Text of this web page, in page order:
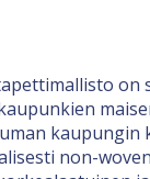
on
kaupungin
non-